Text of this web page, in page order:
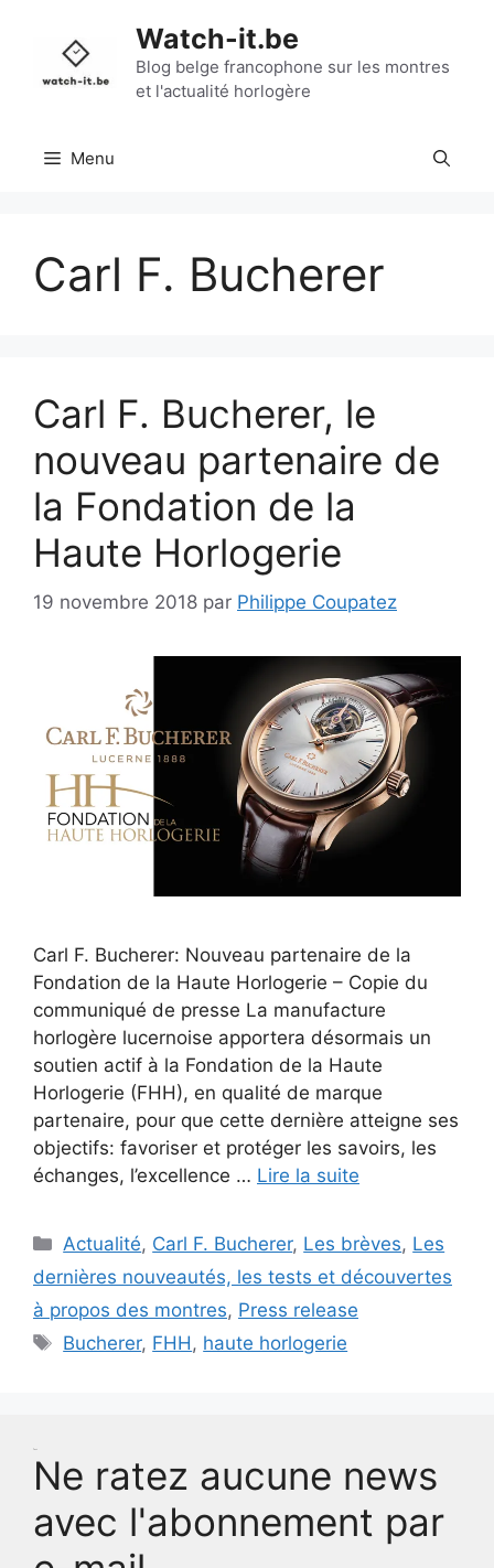
contenu
Watch-it.be
Blog belge francophone sur les montres
et l'actualité horlogère
Menu
Carl F. Bucherer
Carl F. Bucherer, le
nouveau partenaire de
la Fondation de la
Haute Horlogerie
19 novembre 2018 par Philippe Coupatez
Carl F. Bucherer: Nouveau partenaire de la
Fondation de la Haute Horlogerie – Copie du
communiqué de presse La manufacture
horlogère lucernoise apportera désormais un
soutien actif à la Fondation de la Haute
Horlogerie (FHH), en qualité de marque
partenaire, pour que cette dernière atteigne ses
objectifs: favoriser et protéger les savoirs, les
échanges, l’excellence … Lire la suite
Catégories
Actualité, Carl F. Bucherer, Les brèves, Les
dernières nouveautés, les tests et découvertes
à propos des montres, Press release
Étiquettes
Bucherer, FHH , haute horlogerie
Ne ratez aucune news
avec l'abonnement par